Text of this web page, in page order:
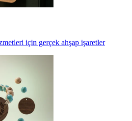
için gerçek ahşap işaretler